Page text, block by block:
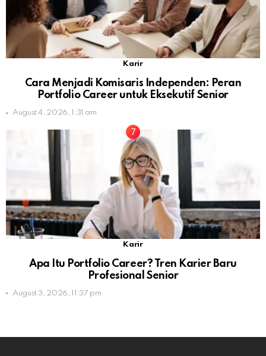
Karir
Cara Menjadi Komisaris Independen: Peran
Portfolio Career untuk Eksekutif Senior
August 4, 2026, 1:31 am
Karir
Apa Itu Portfolio Career? Tren Karier Baru
Profesional Senior
August 3, 2026, 11:37 pm